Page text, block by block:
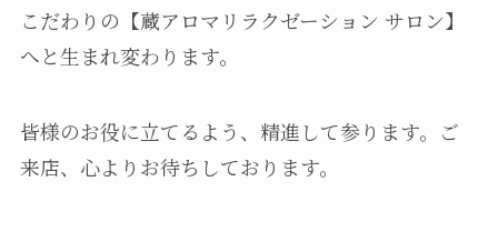
こだわりの【蔵アロマリラクゼーション サロン】
へと生まれ変わります。
皆様のお役に立てるよう、精進して参ります。ご
来店、心よりお待ちしております。